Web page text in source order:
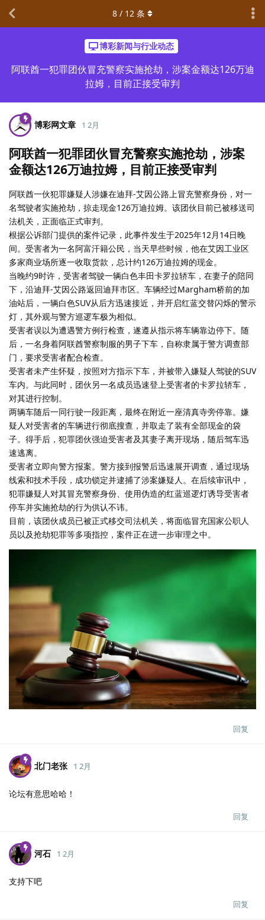
博彩新闻与行业动态
阿联酋一犯罪团伙冒充警察实施抢劫，涉案金额达126万迪
拉姆，目前正接受审判
8 / 12 条
博彩网文章 1 2月
阿联酋一犯罪团伙冒充警察实施抢劫，涉案
金额达126万迪拉姆，目前正接受审判
阿联酋一伙犯罪嫌疑人涉嫌在迪拜-艾因公路上冒充警察身份，对一
名驾驶者实施抢劫，掠走现金126万迪拉姆。该团伙目前已被移送司
法机关，正面临正式审判。
根据公诉部门提供的案件记录，此事件发生于2025年12月14日晚
间。受害者为一名阿富汗籍公民，当天早些时候，他在艾因工业区
多家商业场所逐一收取货款，总计约126万迪拉姆的现金。
当晚约9时许，受害者驾驶一辆白色丰田卡罗拉轿车，在妻子的陪同
下，沿迪拜-艾因公路返回迪拜市区。车辆经过Margham桥前的加
油站后，一辆白色SUV从后方迅速接近，并开启红蓝交替闪烁的警示
灯，其外观与警方巡逻车极为相似。
受害者误以为遭遇警方例行检查，遂遵从指示将车辆靠边停下。随
后，一名身着阿联酋警察制服的男子下车，自称隶属于警方调查部
门，要求受害者配合检查。
受害者未产生怀疑，按照对方指示下车，并被带入嫌疑人驾驶的SUV
车内。与此同时，团伙另一名成员迅速登上受害者的卡罗拉轿车，
对其进行控制。
两辆车随后一同行驶一段距离，最终在附近一座清真寺旁停靠。嫌
疑人对受害者的车辆进行彻底搜查，并取走了装有全部现金的袋
子。得手后，犯罪团伙强迫受害者及其妻子离开现场，随后驾车迅
速逃离。
受害者立即向警方报案。警方接到报警后迅速展开调查，通过现场
线索和技术手段，成功锁定并逮捕了涉案嫌疑人。在后续审讯中，
犯罪嫌疑人对其冒充警察身份、使用伪造的红蓝巡逻灯诱导受害者
停车并实施抢劫的行为供认不讳。
目前，该团伙成员已被正式移交司法机关，将面临冒充国家公职人
员以及抢劫犯罪等多项指控，案件正在进一步审理之中。
回复
北门老张 1 2月
论坛有意思哈哈！
回复
河石 1 2月
支持下吧
回复